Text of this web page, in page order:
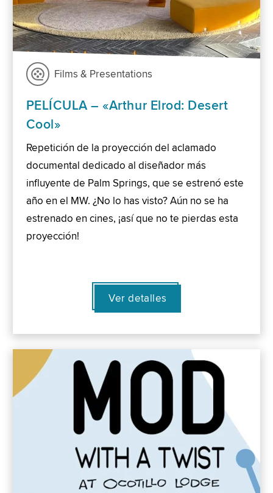
Films & Presentations
PELÍCULA – «Arthur Elrod: Desert
Cool»
Repetición de la proyección del aclamado
documental dedicado al diseñador más
influyente de Palm Springs, que se estrenó este
año en el MW. ¿No lo has visto? Aún no se ha
estrenado en cines, ¡así que no te pierdas esta
proyección!
Ver detalles